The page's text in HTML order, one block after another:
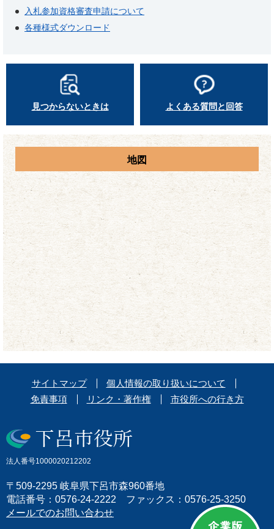
入札参加資格審査申請について
各種様式ダウンロード
見つからないときは よくある質問と回答
地図
サイトマップ
個人情報の取り扱いについて
免責事項
リンク・著作権 市役所への行き方
法人番号1000020212202
〒509-2295 岐阜県下呂市森960番地
電話番号：0576-24-2222 ファックス：0576-25-3250
メールでのお問い合わせ